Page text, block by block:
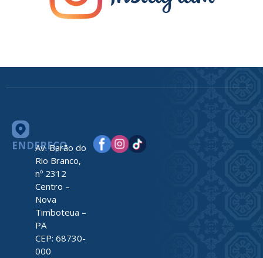
ENDEREÇO
Av. Barão do
Rio Branco,
nº 2312
Centro –
Nova
Timboteua –
PA
CEP: 68730-
000